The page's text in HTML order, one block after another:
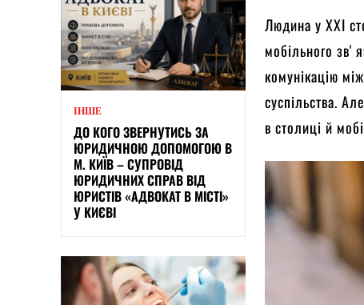
ІНШЕ
ДО КОГО ЗВЕРНУТИСЬ ЗА
ЮРИДИЧНОЮ ДОПОМОГОЮ В
М. КИЇВ – СУПРОВІД
ЮРИДИЧНИХ СПРАВ ВІД
ЮРИСТІВ «АДВОКАТ В МІСТІ»
У КИЄВІ
Людина у ХХІ
мобільного
комунікацію
суспільства.
в столиці й